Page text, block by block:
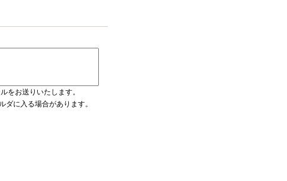
をお送りいたします。
に入る場合があります。